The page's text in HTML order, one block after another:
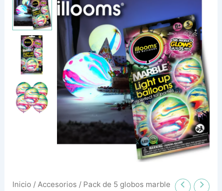
Inicio /Accesorios / Pack de 5 globos marble
de
5
globos
marble
glow
led
cantidad